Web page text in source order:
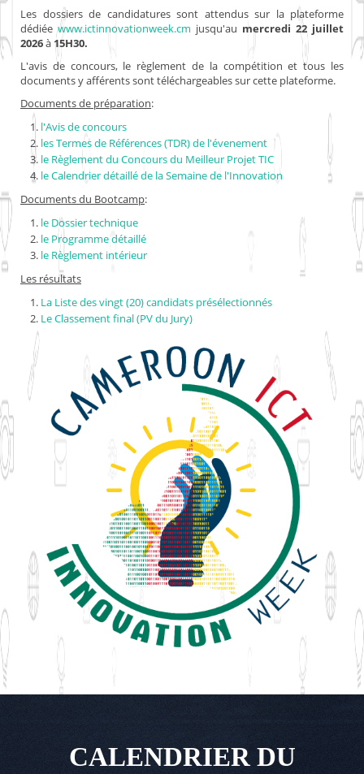
Les dossiers de candidatures sont attendus sur la plateforme
dédiéewww.ictinnovationweek.cm jusqu'au mercredi 22 juillet
2026à 15H30.
L'avis de concours, le règlement de la compétition et tous les
documents y afférents sont téléchargeables sur cette plateforme.
Documents de préparation:
l'Avis de concours
les Termes de Références (TDR) de l'évenement
le Règlement du Concours du Meilleur Projet TIC
le Calendrier détaillé de la Semaine de l'Innovation
Documents du Bootcamp:
le Dossier technique
le Programme détaillé
le Règlement intérieur
Les résultats
La Liste des vingt (20) candidats présélectionnés
Le Classement final (PV du Jury)
CALENDRIER DU